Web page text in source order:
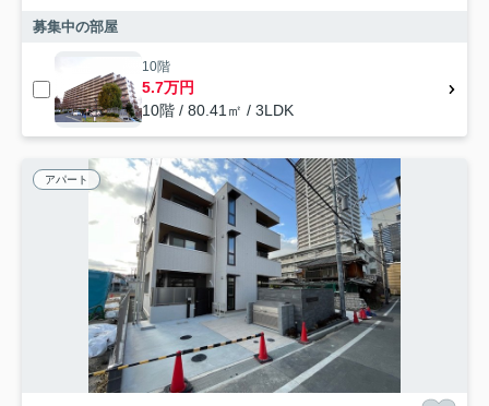
募集中の部屋
10階
5.7万円
10階 / 80.41㎡ / 3LDK
アパート